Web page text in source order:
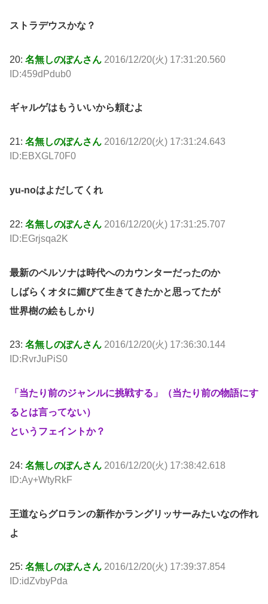
ストラデウスかな？
20: 名無しのぽんさん 2016/12/20(火) 17:31:20.560
ID:459dPdub0
ギャルゲはもういいから頼むよ
21: 名無しのぽんさん 2016/12/20(火) 17:31:24.643
ID:EBXGL70F0
yu-noはよだしてくれ
22: 名無しのぽんさん 2016/12/20(火) 17:31:25.707
ID:EGrjsqa2K
最新のペルソナは時代へのカウンターだったのか
しばらくオタに媚びて生きてきたかと思ってたが
世界樹の絵もしかり
23: 名無しのぽんさん 2016/12/20(火) 17:36:30.144
ID:RvrJuPiS0
「当たり前のジャンルに挑戦する」（当たり前の物語にす
るとは言ってない）
というフェイントか？
24: 名無しのぽんさん 2016/12/20(火) 17:38:42.618
ID:Ay+WtyRkF
王道ならグロランの新作かラングリッサーみたいなの作れ
よ
25: 名無しのぽんさん 2016/12/20(火) 17:39:37.854
ID:idZvbyPda